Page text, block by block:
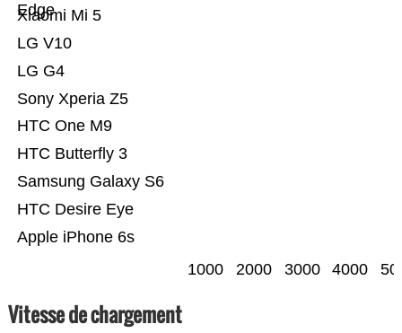
Apple iPhone 6s
HTC Desire Eye
Samsung Galaxy S6
HTC Butterfly 3
HTC One M9
Sony Xperia Z5
LG G4
LG V10
Xiaomi Mi 5
Edge
1000 2000 3000 4000
Vitesse de chargement